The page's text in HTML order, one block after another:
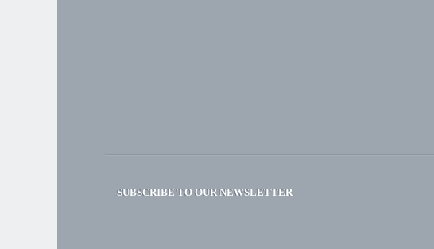
SUBSCRIBE TO OUR NEWSLETTER